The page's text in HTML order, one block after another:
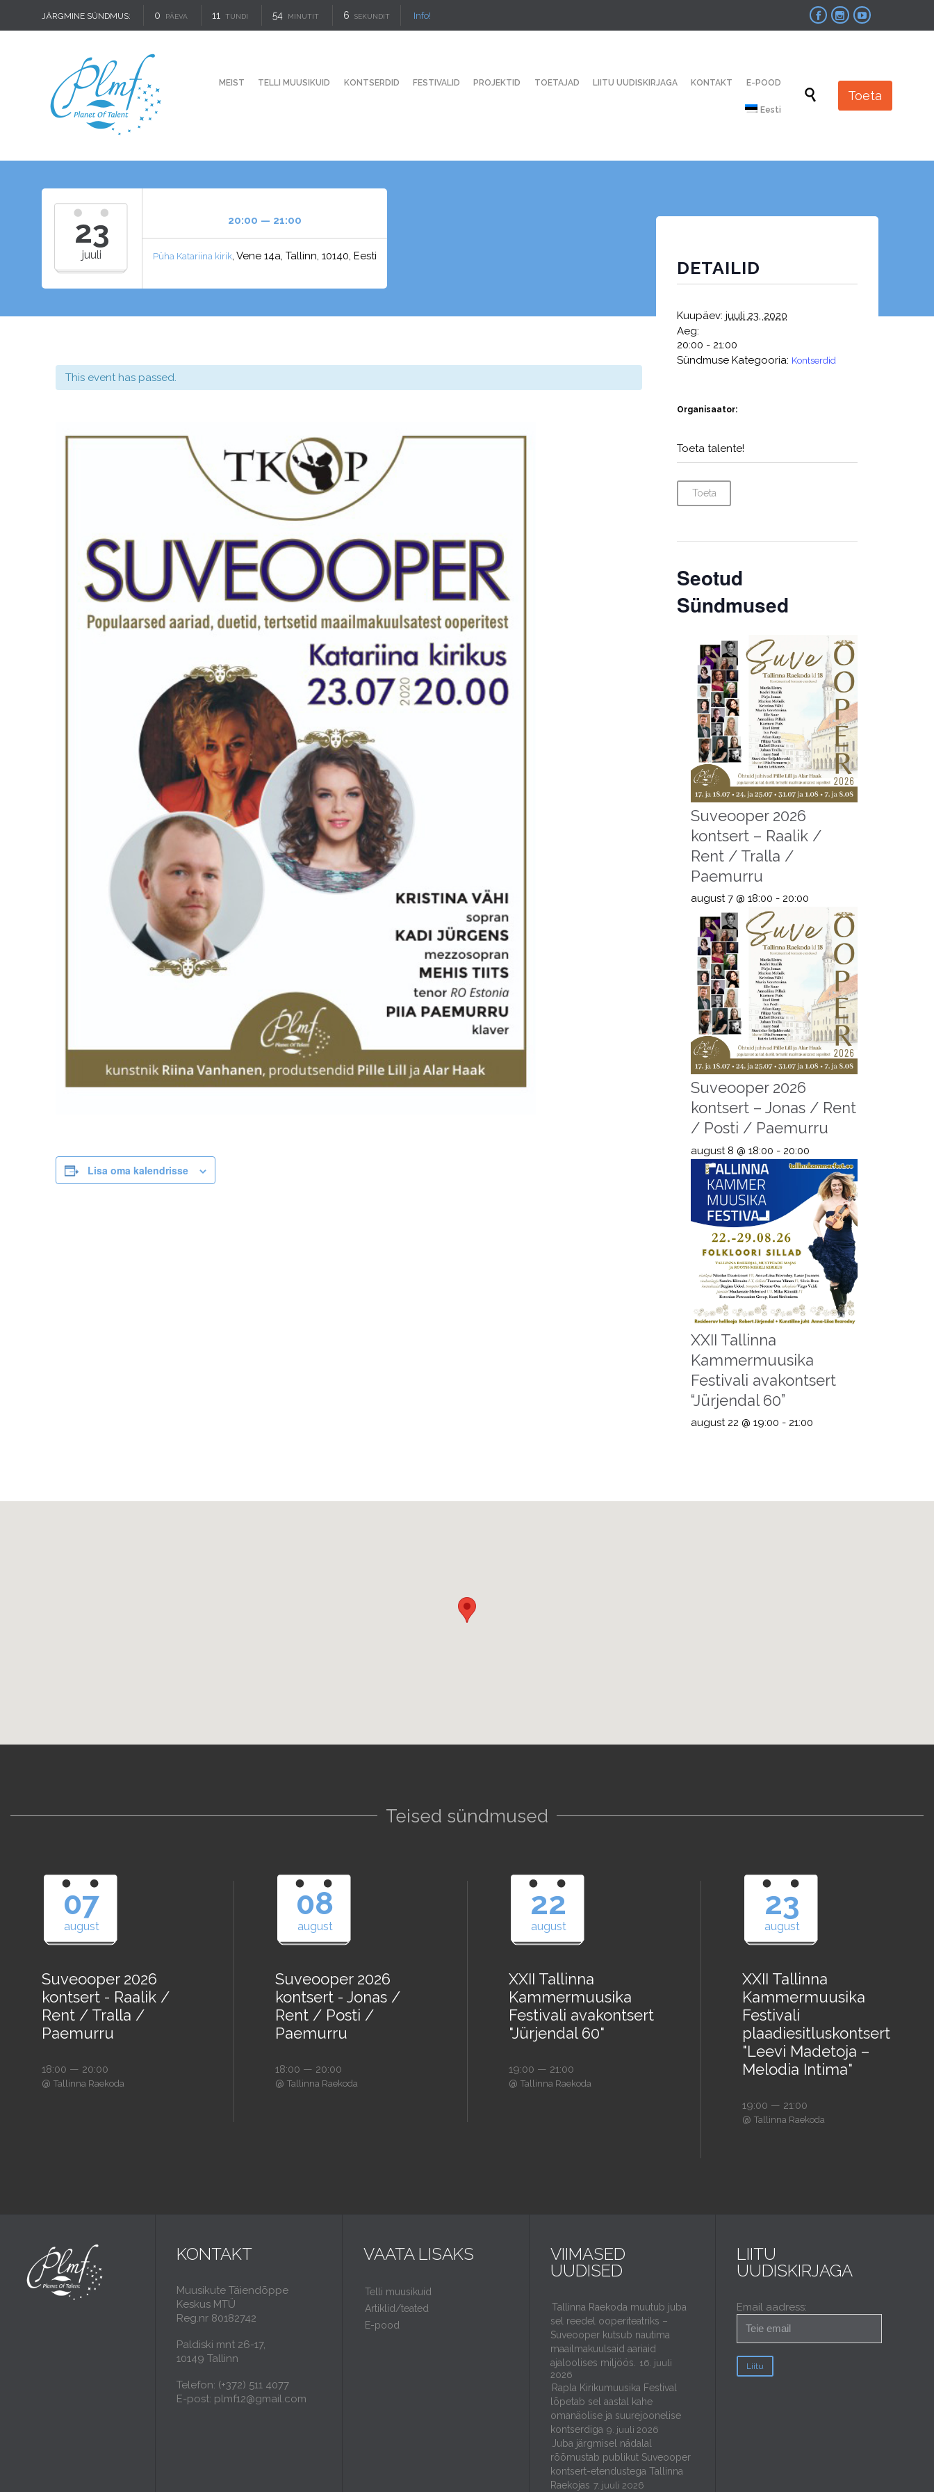
JÄRGMINE SÜNDMUS: 0 PÄEVA 11 TUNDI 54 MINUTIT 5 SEKUNDIT Info!   
content
MEIST TELLI MUUSIKUID KONTSERDID FESTIVALID PROJEKTID TOETAJAD LIITU UUDISKIRJAGA KONTAKT E-POOD
Eesti
 Toeta
23
juuli
20:00 — 21:00
Püha Katariina kirik, Vene 14a, Tallinn, 10140, Eesti
This event has passed.
Lisa oma kalendrisse
DETAILID
Kuupäev: juuli 23, 2020
Aeg:
20:00 - 21:00
Sündmuse Kategooria: Kontserdid
Organisaator:
Toeta talente!
Toeta
Seotud
Sündmused
Suveooper 2026
kontsert – Raalik /
Rent / Tralla /
Paemurru
august 7 @ 18:00 - 20:00
Suveooper 2026
kontsert – Jonas / Rent
/ Posti / Paemurru
august 8 @ 18:00 - 20:00
XXII Tallinna
Kammermuusika
Festivali avakontsert
“Jürjendal 60”
august 22 @ 19:00 - 21:00
Teised sündmused
07
august
Suveooper 2026
kontsert - Raalik /
Rent / Tralla /
Paemurru
18:00 — 20:00
@ Tallinna Raekoda
08
august
Suveooper 2026
kontsert - Jonas /
Rent / Posti /
Paemurru
18:00 — 20:00
@ Tallinna Raekoda
22
august
XXII Tallinna
Kammermuusika
Festivali avakontsert
"Jürjendal 60"
19:00 — 21:00
@ Tallinna Raekoda
23
august
XXII Tallinna
Kammermuusika
Festivali
plaadiesitluskontsert
"Leevi Madetoja –
Melodia Intima"
19:00 — 21:00
@ Tallinna Raekoda
KONTAKT
Muusikute Täiendõppe
Keskus MTÜ
Reg.nr 80182742
Paldiski mnt 26-17,
10149 Tallinn
Telefon: (+372) 511 4077
E-post: plmf12@gmail.com
VAATA LISAKS
Telli muusikuid
Artiklid/teated
E-pood
VIIMASED
UUDISED
Tallinna Raekoda muutub juba
sel reedel ooperiteatriks –
Suveooper kutsub nautima
maailmakuulsaid aariaid
ajaloolises miljöös.
16. juuli
2026
Rapla Kirikumuusika Festival
lõpetab sel aastal kahe
omanäolise ja suurejoonelise
kontserdiga 9. juuli 2026
Juba järgmisel nädalal
rõõmustab publikut Suveooper
kontsert-etendustega Tallinna
Raekojas 7. juuli 2026
LIITU
UUDISKIRJAGA
Email aadress: